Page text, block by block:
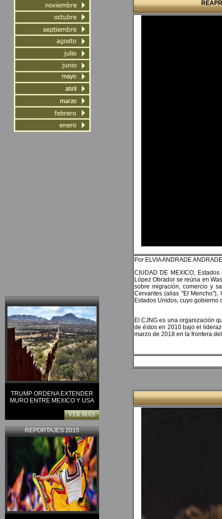
TRUMP ORDENA EXTENDER
MURO ENTRE MEXICO Y USA
VER MAS
REPORTAJES 2015
Por ELVIA ANDRADE ANDRADE
CIUDAD DE MEXICO,
López Obrador se reúna en
sobre migración, comercio y
Cervantes (alias "El
Estados Unidos, cuyo gobierno
El CJNG es una organización
de éstos en 2010 bajo el
marzo de 2018 en la frontera